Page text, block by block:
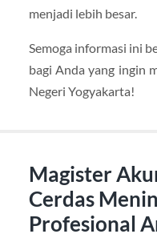
menjadi lebih besar.
Semoga informasi ini
bagi Anda yang ingin
Negeri Yogyakarta!
Magister
Cerdas
Profesional